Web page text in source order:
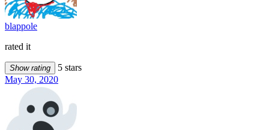
blappole
rated it
Show rating
5 stars
May 30, 2020